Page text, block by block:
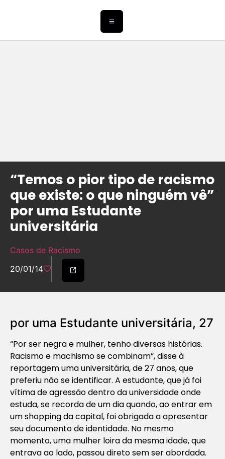
“Temos o pior tipo de racismo
que existe: o que ninguém vê”
por uma Estudante
universitária
Casos de Racismo
20/01/14
por uma Estudante universitária, 27
“Por ser negra e mulher, tenho diversas histórias.
Racismo e machismo se combinam”, disse à
reportagem uma universitária, de 27 anos, que
preferiu não se identificar. A estudante, que já foi
vítima de agressão dentro da universidade onde
estuda, se recorda de um dia quando, ao entrar em
um shopping da capital, foi obrigada a apresentar
seu documento de identidade. No mesmo
momento, uma mulher loira da mesma idade, que
entrava ao lado, passou direto sem ser abordada.